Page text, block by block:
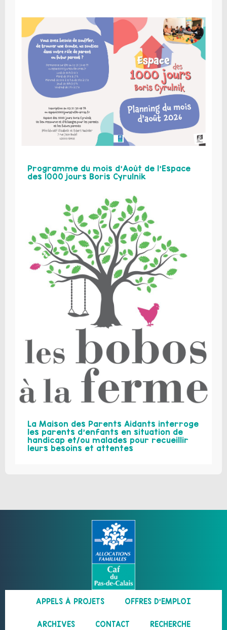
Programme du mois d’Août de l’Espace
des 1000 jours Boris Cyrulnik
La Maison des Parents Aidants interroge
les parents d’enfants en situation de
handicap et/ou malades pour recueillir
leurs besoins et attentes
APPELS À PROJETS OFFRES D’EMPLOI
ARCHIVES CONTACT RECHERCHE